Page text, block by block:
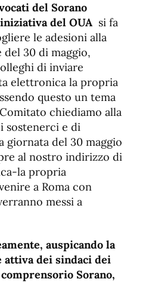
del Sorano
del OUA si fa
le adesioni alla
del 30 di maggio,
di inviare
elettronica la propria
questo un tema
chiediamo alla
sostenerci e di
giornata del 30 maggio
al nostro indirizzo di
la propria
a Roma con
messi a
auspicando la
attiva dei sindaci dei
Sorano,